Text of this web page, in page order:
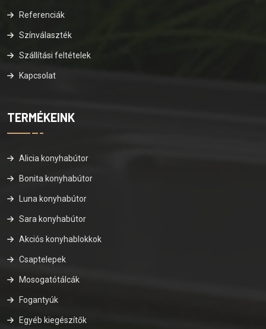
Referenciák
Színválaszték
Szállítási feltételek
Kapcsolat
TERMÉKEINK
Alicia konyhabútor
Bonita konyhabútor
Luna konyhabútor
Sara konyhabútor
Akciós konyhablokkok
Csaptelepek
Mosogatótálcák
Fogantyúk
Egyéb kiegészítők